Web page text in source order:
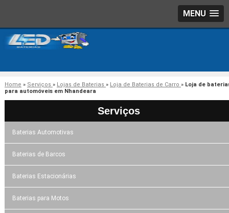
MENU
Home » Serviços » Lojas de Baterias » Loja de Baterias de Carro » Loja de
para automóveis em Nhandeara
Serviços
Baterias Automotivas
Baterias de Barcos
Baterias Estacionárias
Baterias para Motos